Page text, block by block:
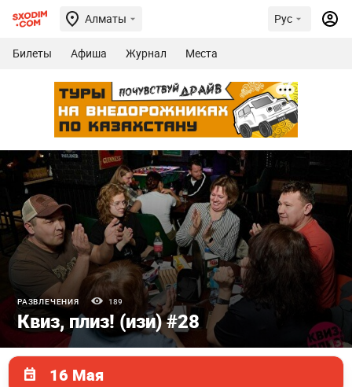
Алматы Рус
Билеты Афиша Журнал Места
РАЗВЛЕЧЕНИЯ 189
Квиз, плиз! (изи) #28
16 Мая